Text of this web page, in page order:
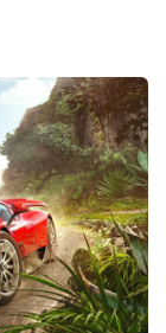
muit